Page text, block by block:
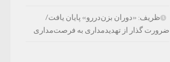
ظریف: «دوران بزن‌دررو» پایان یافت/
ضرورت گذار از تهدیدمداری به فرصت‌مداری